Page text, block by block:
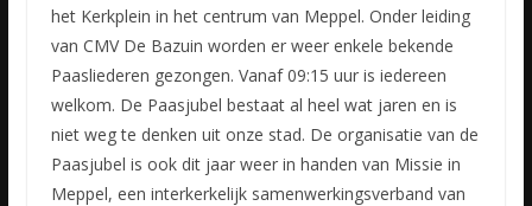
het Kerkplein in het centrum van Meppel. Onder leiding
van CMV De Bazuin worden er weer enkele bekende
Paasliederen gezongen. Vanaf 09:15 uur is iedereen
welkom. De Paasjubel bestaat al heel wat jaren en is
niet weg te denken uit onze stad. De organisatie van de
Paasjubel is ook dit jaar weer in handen van Missie in
Meppel, een interkerkelijk samenwerkingsverband van